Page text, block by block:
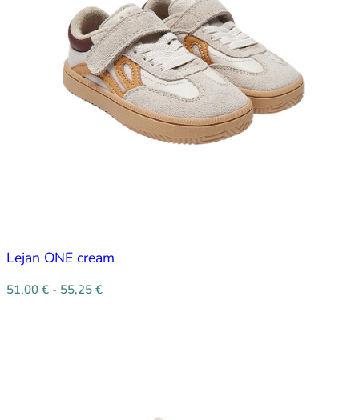
Lejan ONE cream
51,00 € - 55,25 €